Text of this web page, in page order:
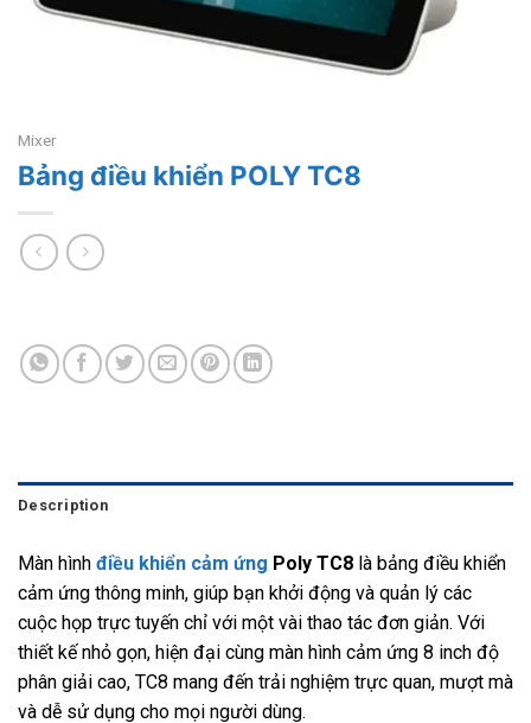
Mixer
Bảng điều khiển POLY TC8
Description
Màn hình điều khiển cảm ứng Poly TC8 là bảng điều khiển
cảm ứng thông minh, giúp bạn khởi động và quản lý các
cuộc họp trực tuyến chỉ với một vài thao tác đơn giản. Với
thiết kế nhỏ gọn, hiện đại cùng màn hình cảm ứng 8 inch độ
phân giải cao, TC8 mang đến trải nghiệm trực quan, mượt mà
và dễ sử dụng cho mọi người dùng.